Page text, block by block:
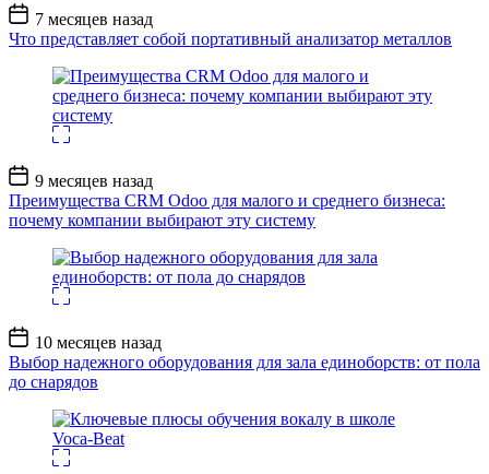
Дата
записи
7 месяцев назад
Что представляет собой портативный анализатор металлов
Дата
записи
9 месяцев назад
Преимущества CRM Odoo для малого и среднего бизнеса:
почему компании выбирают эту систему
Дата
записи
10 месяцев назад
Выбор надежного оборудования для зала единоборств: от пола
до снарядов